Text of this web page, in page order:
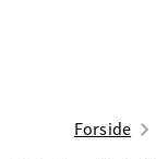
Forside